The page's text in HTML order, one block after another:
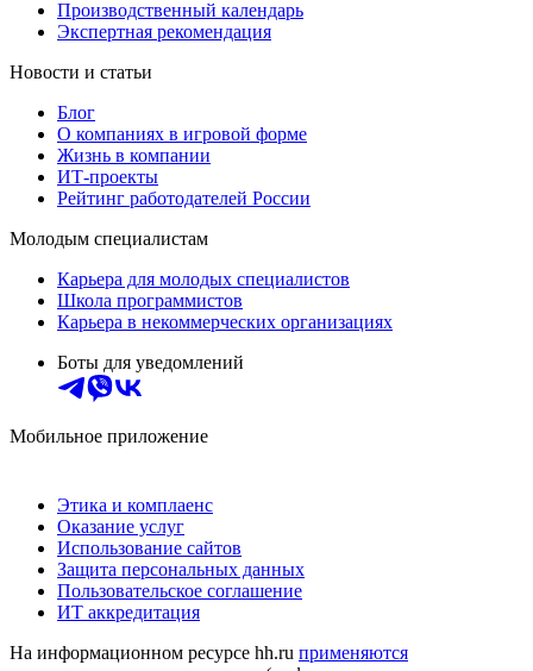
Производственный календарь
Экспертная рекомендация
Новости и статьи
Блог
О компаниях в игровой форме
Жизнь в компании
ИТ-проекты
Рейтинг работодателей России
Молодым специалистам
Карьера для молодых специалистов
Школа программистов
Карьера в некоммерческих организациях
Боты для уведомлений
Мобильное приложение
Этика и комплаенс
Оказание услуг
Использование сайтов
Защита персональных данных
Пользовательское соглашение
ИТ аккредитация
На информационном ресурсе hh.ru применяются